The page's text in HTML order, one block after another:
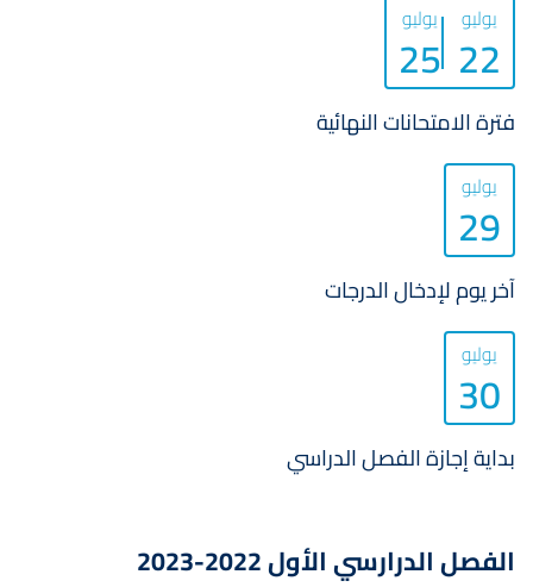
يوليو
22
يوليو
25
فترة الامتحانات النهائية
يوليو
29
آخر يوم لإدخال الدرجات
يوليو
30
بداية إجازة الفصل الدراسي
الفصل الدرارسي الأول 2022-2023